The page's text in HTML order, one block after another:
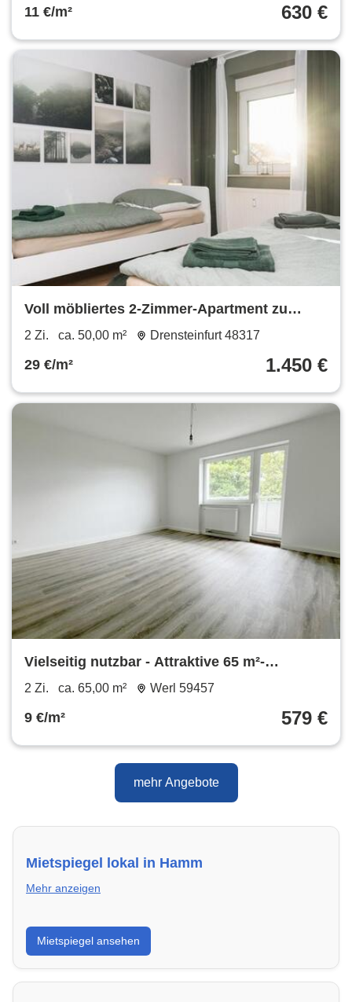
11 €/m² 630 €
Voll möbliertes 2-Zimmer-Apartment zu
vermieten
2 Zi. ca. 50,00 m² Drensteinfurt 48317
29 €/m² 1.450 €
Vielseitig nutzbar - Attraktive 65 m²-
Wohnung mit Balkon & Aufzug
2 Zi. ca. 65,00 m² Werl 59457
9 €/m² 579 €
mehr Angebote
Mietspiegel lokal in Hamm
Mehr anzeigen
Erhalte einen Überblick über die aktuellen Mietpreise
regional in Hamm. So weißt du genau, welche Miete
fair ist und wo sich ein Vergleich lohnt.
Mietspiegel ansehen